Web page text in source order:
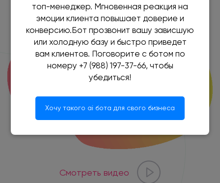
Смотреть видео
топ-менеджер. Мгновенная реакция на
эмоции клиента повышает доверие и
конверсию.Бот прозвонит вашу зависшую
или холодную базу и быстро приведет
вам клиентов. Поговорите с ботом по
номеру +7 (988) 197-37-66, чтобы
убедиться!
Хочу такого ai бота для свого бизнеса